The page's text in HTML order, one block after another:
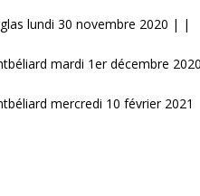
lundi 30 novembre 2020 | |
mardi 1er décembre
mercredi 10 février 2021